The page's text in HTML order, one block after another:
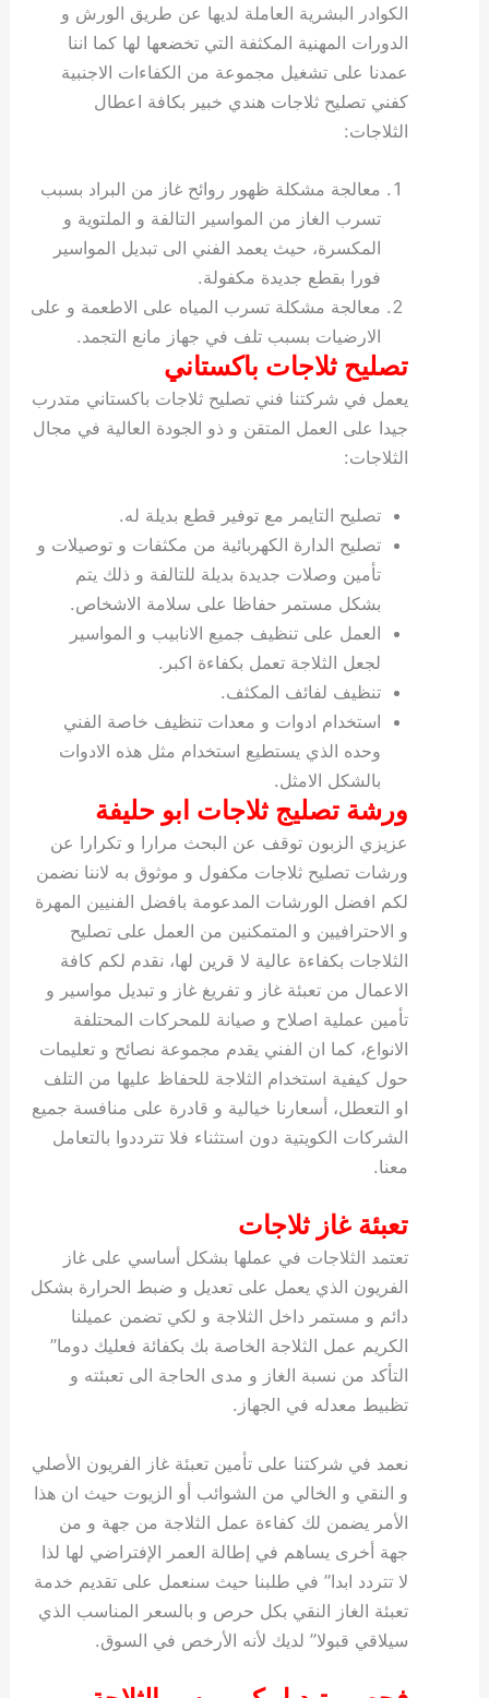
الكوادر البشرية العاملة لديها عن طريق الورش و
الدورات المهنية المكثفة التي تخضعها لها كما اننا
عمدنا على تشغيل مجموعة من الكفاءات الاجنبية
كفني تصليح ثلاجات هندي خبير بكافة اعطال
الثلاجات:
معالجة مشكلة ظهور روائح غاز من البراد بسبب
تسرب الغاز من المواسير التالفة و الملتوية و
المكسرة، حيث يعمد الفني الى تبديل المواسير
فورا بقطع جديدة مكفولة.
معالجة مشكلة تسرب المياه على الاطعمة و على
الارضيات بسبب تلف في جهاز مانع التجمد.
تصليح ثلاجات باكستاني
يعمل في شركتنا فني تصليح ثلاجات باكستاني متدرب
جيدا على العمل المتقن و ذو الجودة العالية في مجال
الثلاجات:
تصليح التايمر مع توفير قطع بديلة له.
تصليح الدارة الكهربائية من مكثفات و توصيلات و
تأمين وصلات جديدة بديلة للتالفة و ذلك يتم
بشكل مستمر حفاظا على سلامة الاشخاص.
العمل على تنظيف جميع الانابيب و المواسير
لجعل الثلاجة تعمل بكفاءة اكبر.
تنظيف لفائف المكثف.
استخدام ادوات و معدات تنظيف خاصة الفني
وحده الذي يستطيع استخدام مثل هذه الادوات
بالشكل الامثل.
ورشة تصليج ثلاجات ابو حليفة
عزيزي الزبون توقف عن البحث مرارا و تكرارا عن
ورشات تصليح ثلاجات مكفول و موثوق به لاننا نضمن
لكم افضل الورشات المدعومة بافضل الفنيين المهرة
و الاحترافيين و المتمكنين من العمل على تصليح
الثلاجات بكفاءة عالية لا قرين لها، نقدم لكم كافة
الاعمال من تعبئة غاز و تفريغ غاز و تبديل مواسير و
تأمين عملية اصلاح و صيانة للمحركات المحتلفة
الانواع، كما ان الفني يقدم مجموعة نصائح و تعليمات
حول كيفية استخدام الثلاجة للحفاظ عليها من التلف
او التعطل، أسعارنا خيالية و قادرة على منافسة جميع
الشركات الكويتية دون استثناء فلا تترددوا بالتعامل
معنا.
تعبئة غاز ثلاجات
تعتمد الثلاجات في عملها بشكل أساسي على غاز
الفريون الذي يعمل على تعديل و ضبط الحرارة بشكل
دائم و مستمر داخل الثلاجة و لكي تضمن عميلنا
الكريم عمل الثلاجة الخاصة بك بكفائة فعليك دوما”
التأكد من نسبة الغاز و مدى الحاجة الى تعبئته و
تظبيط معدله في الجهاز.
نعمد في شركتنا على تأمين تعبئة غاز الفريون الأصلي
و النقي و الخالي من الشوائب أو الزيوت حيث ان هذا
الأمر يضمن لك كفاءة عمل الثلاجة من جهة و من
جهة أخرى يساهم في إطالة العمر الإفتراضي لها لذا
لا تتردد ابدا” في طلبنا حيث سنعمل على تقديم خدمة
تعبئة الغاز النقي بكل حرص و بالسعر المناسب الذي
سيلاقي قبولا” لديك لأنه الأرخص في السوق.